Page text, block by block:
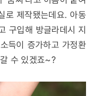
로 제작됐는데요. 아동
구입해 방글라데시 지
득이 증가하고 가정환
수 있겠죠~?